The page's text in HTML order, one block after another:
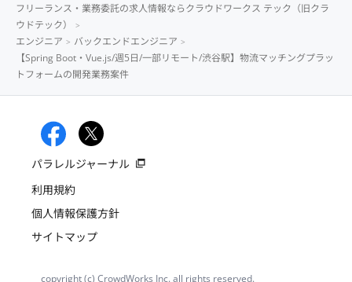
フリーランス・業務委託の求人情報ならクラウドワークス テック（旧クラ
ウドテック）
エンジニア
バックエンドエンジニア
【Spring Boot・Vue.js/週5日/一部リモート/渋谷駅】物流マッチングプラッ
トフォームの開発業務案件
パラレルジャーナル
利用規約
個人情報保護方針
サイトマップ
copyright (c) CrowdWorks Inc. all rights reserved.